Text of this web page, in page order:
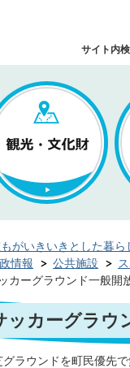
サイト内
がいきいきとした暮
情報 公共施設
カーグラウンド一般開
カーグラウ
ラウンドを町民優先で